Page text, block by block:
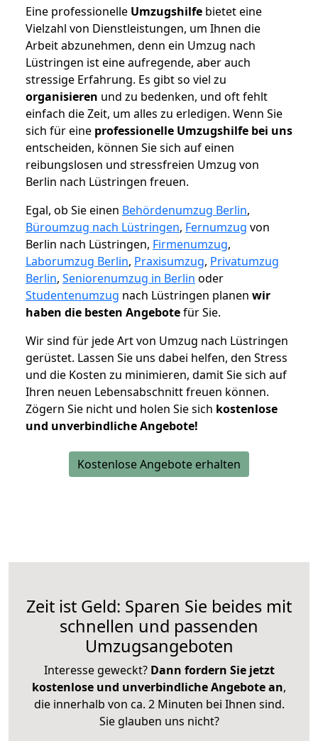
Eine professionelle Umzugshilfe bietet eine
Vielzahl von Dienstleistungen, um Ihnen die
Arbeit abzunehmen, denn ein Umzug nach
Lüstringen ist eine aufregende, aber auch
stressige Erfahrung. Es gibt so viel zu
organisieren und zu bedenken, und oft fehlt
einfach die Zeit, um alles zu erledigen. Wenn Sie
sich für eine professionelle Umzugshilfe bei uns
entscheiden, können Sie sich auf einen
reibungslosen und stressfreien Umzug von
Berlin nach Lüstringen freuen.
Egal, ob Sie einen Behördenumzug Berlin,
Büroumzug nach Lüstringen, Fernumzug von
Berlin nach Lüstringen, Firmenumzug,
Laborumzug Berlin, Praxisumzug, Privatumzug
Berlin, Seniorenumzug in Berlin oder
Studentenumzug nach Lüstringen planen wir
haben die besten Angebotefür Sie.
Wir sind für jede Art von Umzug nach Lüstringen
gerüstet. Lassen Sie uns dabei helfen, den Stress
und die Kosten zu minimieren, damit Sie sich auf
Ihren neuen Lebensabschnitt freuen können.
Zögern Sie nicht und holen Sie sich kostenlose
und unverbindliche Angebote!
Kostenlose Angebote erhalten
Zeit ist Geld: Sparen Sie beides mit
schnellen und passenden
Umzugsangeboten
Interesse geweckt? Dann fordern Sie jetzt
kostenlose und unverbindliche Angebote an,
die innerhalb von ca. 2 Minuten bei Ihnen sind.
Sie glauben uns nicht?